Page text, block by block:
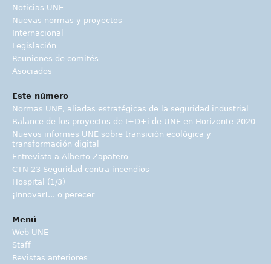
Noticias UNE
Nuevas normas y proyectos
Internacional
Legislación
Reuniones de comités
Asociados
Este número
Normas UNE, aliadas estratégicas de la seguridad industrial
Balance de los proyectos de I+D+i de UNE en Horizonte 2020
Nuevos informes UNE sobre transición ecológica y
transformación digital
Entrevista a Alberto Zapatero
CTN 23 Seguridad contra incendios
Hospital (1/3)
¡Innovar!... o perecer
Menú
Web UNE
Staff
Revistas anteriores